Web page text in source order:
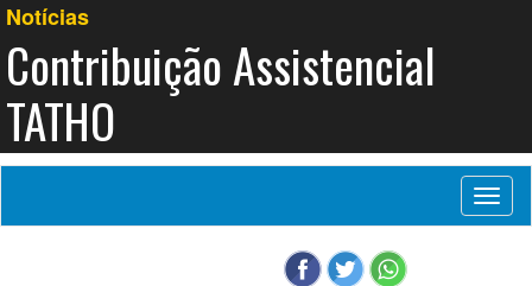
Notícias
Contribuição Assistencial
TATHO